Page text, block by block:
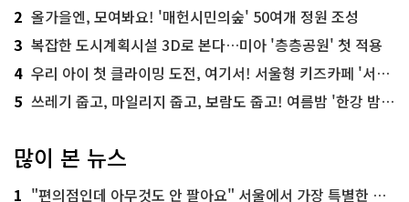
2 올가을엔, 모여봐요! '매헌시민의숲' 50여개 정원 조성
3 복잡한 도시계획시설 3D로 본다…미아 '층층공원' 첫 적용
4 우리 아이 첫 클라이밍 도전, 여기서! 서울형 키즈카페 '서울가족플라자점'
5 쓰레기 줍고, 마일리지 줍고, 보람도 줍고! 여름밤 '한강 밤마실 줍깅'
많이 본 뉴스
1 "편의점인데 아무것도 안 팔아요" 서울에서 가장 특별한 편의점의 정체